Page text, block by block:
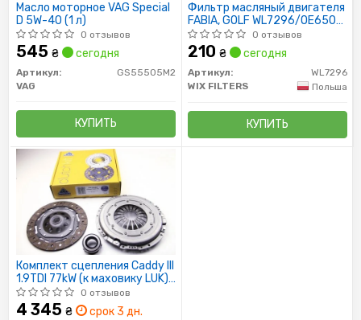
Масло моторное VAG Special
D 5W-40 (1 л)
0 отзывов
545 ₴ сегодня
Артикул:
GS55505M2
VAG
КУПИТЬ
Фильтр масляный двигателя
FABIA, GOLF WL7296/OE650/1
(пр-во WIX-Filtron)
0 отзывов
210 ₴ сегодня
Артикул:
WL7296
WIX FILTERS
Польша
КУПИТЬ
Комплект сцепления Caddy III
1.9TDI 77kW (к маховику LUK)
(228mm)
0 отзывов
4 345 ₴ срок 3 дн.